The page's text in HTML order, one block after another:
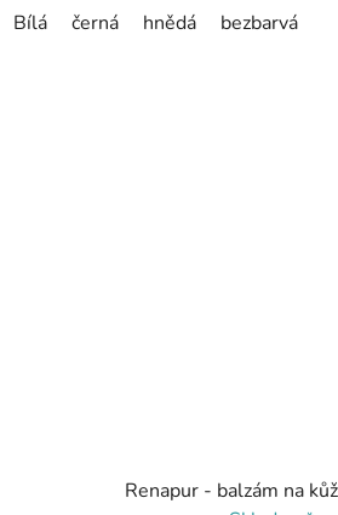
Bílá černá hnědá bezbarvá
Renapur - balzám na